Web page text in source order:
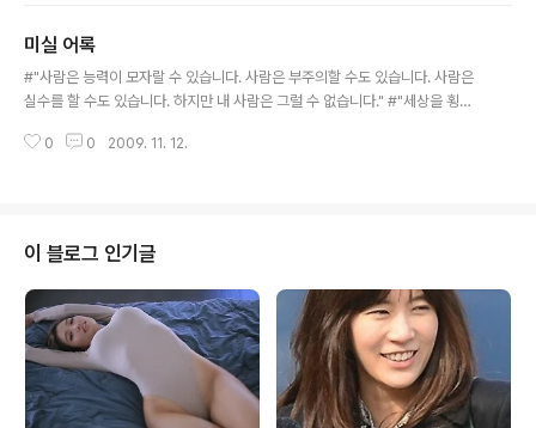
느낌을 받았고, 좀 더 자주 봤으면 활동했으면 하는 바램을 가졌었다. 그렇기에
그 후 돌연사 소식을 듣고는 매우 안타까웠다. 다른 개그맨들도 나름대론 뜻이
있는데, 펼칠 기회가 없어 내가 눈치채지 못할 수 있겠지만.. 아무튼 큰 ..
미실 어록
#"사람은 능력이 모자랄 수 있습니다. 사람은 부주의할 수도 있습니다. 사람은
실수를 할 수도 있습니다. 하지만 내 사람은 그럴 수 없습니다." #"세상을 횡으
냐? 공포를 극복하는 데는 두 가지 방법이 있다. 도망치거나, 분노하거나." #"지
잡아야 한다." #"하늘을 이용하나, 하늘을 경외치 않는다. 세상의 비정함을 아
나, 세상에 머리 숙이지 않는다. 사람을 살피고 다스리나, 사람에..
0 0 2009. 11. 12.
이 블로그 인기글